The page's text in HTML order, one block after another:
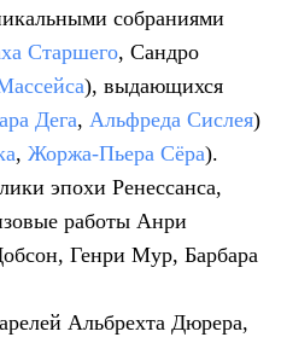
собраниями
Старшего, Сандро
), выдающихся
Дега, Альфреда Сислея)
, Жоржа-Пьера Сёра).
эпохи Ренессанса,
работы Анри
Генри Мур, Барбара
Альбрехта Дюрера,